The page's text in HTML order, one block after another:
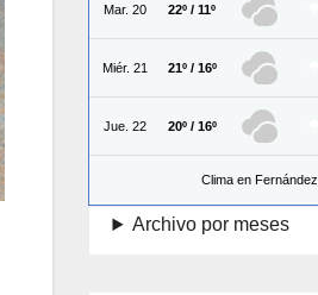
Mar. 20 22º / 11º
Miér. 21 21º / 16º
Jue. 22 20º / 16º
Clima en Fernández
Archivo por meses